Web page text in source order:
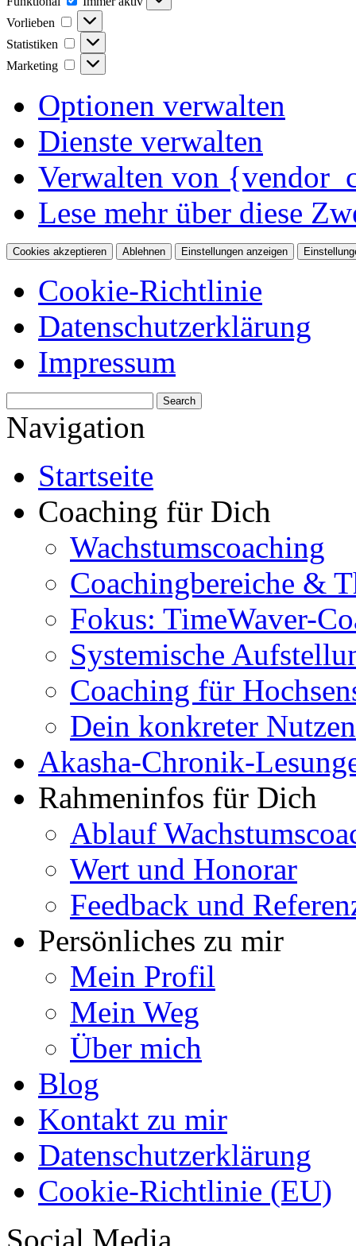
Vorlieben
Vorlieben
Statistiken Statistiken
Marketing Marketing
Optionen verwalten
Dienste verwalten
Verwalten von
Lese mehr über diese
Cookies akzeptieren Ablehnen Einstellungen anzeigen
Cookie-Richtlinie
Datenschutzerklärung
Impressum
Navigation
Startseite
Coaching für Dich
Wachstumscoaching
Coachingbereiche &
Fokus: TimeWaver-
Systemische
Coaching für
Dein konkreter Nutzen
Akasha-Chronik-
Rahmeninfos für Dich
Ablauf
Wert und Honorar
Feedback und
Persönliches zu mir
Mein Profil
Mein Weg
Über mich
Blog
Kontakt zu mir
Datenschutzerklärung
Cookie-Richtlinie (EU)